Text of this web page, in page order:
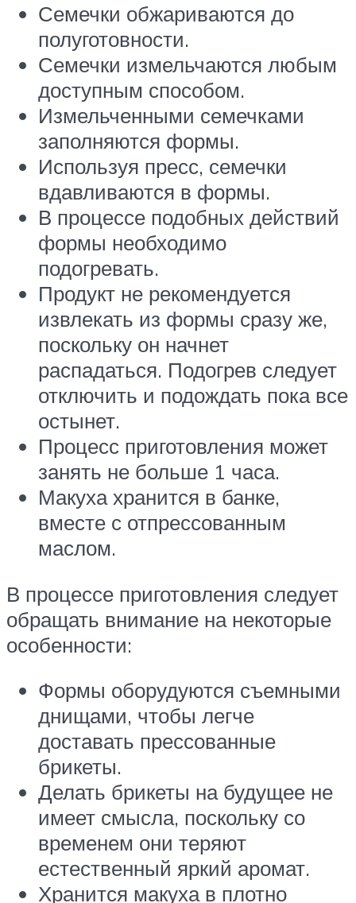
Семечки обжариваются до
полуготовности.
Семечки измельчаются любым
доступным способом.
Измельченными семечками
заполняются формы.
Используя пресс, семечки
вдавливаются в формы.
В процессе подобных действий
формы необходимо
подогревать.
Продукт не рекомендуется
извлекать из формы сразу же,
поскольку он начнет
распадаться. Подогрев следует
отключить и подождать пока все
остынет.
Процесс приготовления может
занять не больше 1 часа.
Макуха хранится в банке,
вместе с отпрессованным
маслом.
В процессе приготовления следует
обращать внимание на некоторые
особенности:
Формы оборудуются съемными
днищами, чтобы легче
доставать прессованные
брикеты.
Делать брикеты на будущее не
имеет смысла, поскольку со
временем они теряют
естественный яркий аромат.
Хранится макуха в плотно